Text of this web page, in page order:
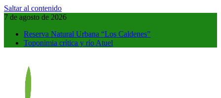
Saltar al contenido
7 de agosto de 2026
Reserva Natural Urbana “Los Caldenes”
Toponimia crítica y río Atuel